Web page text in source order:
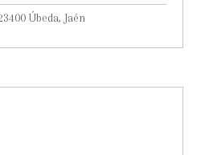
Úbeda, Jaén